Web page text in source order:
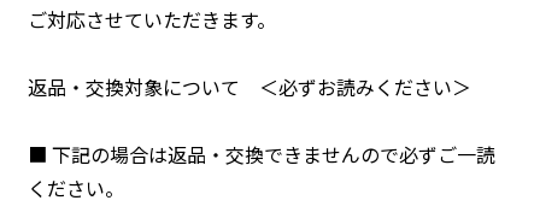
ご対応させていただきます。
返品・交換対象について ＜必ずお読みください＞
■ 下記の場合は返品・交換できませんので必ずご一読
ください。